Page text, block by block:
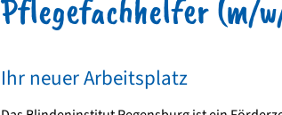
Pflegefachhelfer (m/
Ihr neuer Arbeitsplatz